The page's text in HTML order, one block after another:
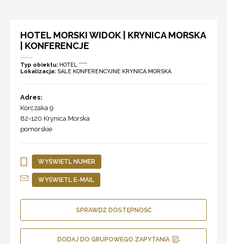
HOTEL MORSKI WIDOK | KRYNICA MORSKA
| KONFERENCJE
Typ obiektu: HOTEL ****
Lokalizacja: SALE KONFERENCYJNE KRYNICA MORSKA
Adres:
Korczaka 9
82-120 Krynica Morska
pomorskie
WYŚWIETL NUMER
WYŚWIETL E-MAIL
SPRAWDŹ DOSTĘPNOŚĆ
DODAJ DO GRUPOWEGO ZAPYTANIA